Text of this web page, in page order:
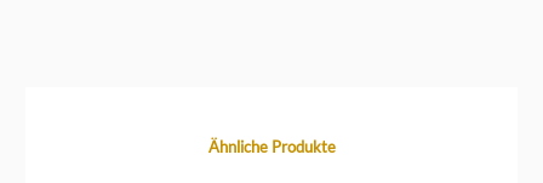
Produktgalerie überspringenÄhnliche Produkte